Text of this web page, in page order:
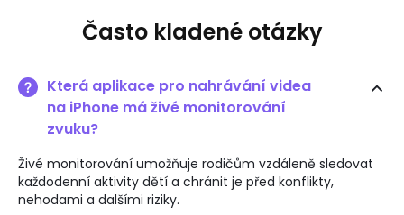
Často kladené otázky
Která aplikace pro nahrávání videa
na iPhone má živé monitorování
zvuku?
Živé monitorování umožňuje rodičům vzdáleně sledovat
každodenní aktivity dětí a chránit je před konflikty,
nehodami a dalšími riziky.